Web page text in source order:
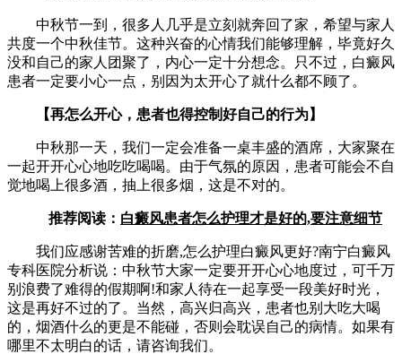
中秋节一到，很多人几乎是立刻就奔回了家，希望与家人
共度一个中秋佳节。这种兴奋的心情我们能够理解，毕竟好久
没和自己的家人团聚了，内心一定十分想念。只不过，白癜风
患者一定要小心一点，别因为太开心了就什么都不顾了。
【再怎么开心，患者也得控制好自己的行为】
中秋那一天，我们一定会准备一桌丰盛的酒席，大家聚在
一起开开心心地吃吃喝喝。由于气氛的原因，患者可能会不自
觉地喝上很多酒，抽上很多烟，这是不对的。
推荐阅读： 白癜风患者怎么护理才是好的,要注意细节
我们应感谢苦难的折磨,怎么护理白癜风更好?南宁白癜风
专科医院分析说：中秋节大家一定要开开心心地度过，可千万
别浪费了难得的假期啊!和家人待在一起享受一段美好时光，
这是再好不过的了。当然，高兴归高兴，患者也别大吃大喝
的，烟酒什么的更是不能碰，否则会耽误自己的病情。如果有
哪里不太明白的话，请咨询我们。